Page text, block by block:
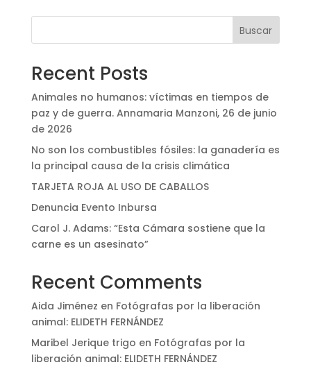
Buscar
Recent Posts
Animales no humanos: víctimas en tiempos de
paz y de guerra. Annamaria Manzoni, 26 de junio
de 2026
No son los combustibles fósiles: la ganadería es
la principal causa de la crisis climática
TARJETA ROJA AL USO DE CABALLOS
Denuncia Evento Inbursa
Carol J. Adams: “Esta Cámara sostiene que la
carne es un asesinato”
Recent Comments
Aida Jiménez en Fotógrafas por la liberación
animal: ELIDETH FERNÁNDEZ
Maribel Jerique trigo en Fotógrafas por la
liberación animal: ELIDETH FERNÁNDEZ